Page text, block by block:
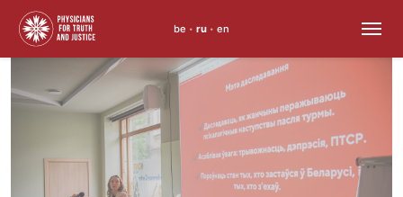
to
content
be • ru • en